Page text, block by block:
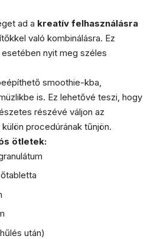
ad a kreatív felhasználásra
való kombinálásra. Ez
nyit meg széles
smoothie-kba,
is. Ez lehetővé teszi, hogy
részévé váljon az
procedúrának tűnjön.
ötletek:
után)